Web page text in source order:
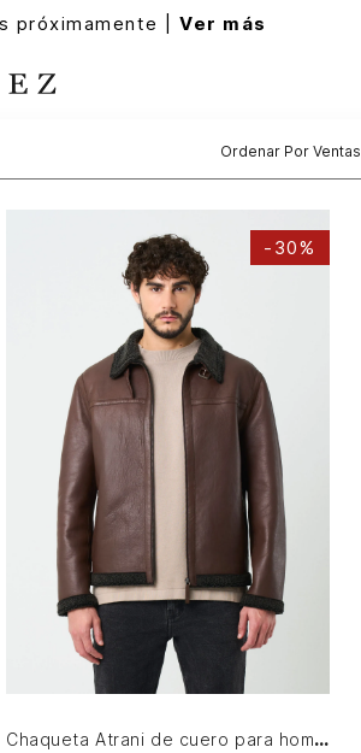
próximamente |Ver más
Ordenar Por Ventas
- 30%
AGREGAR AL CARRITO
Chaqueta Atrani de cuero para hombre semi ajustada